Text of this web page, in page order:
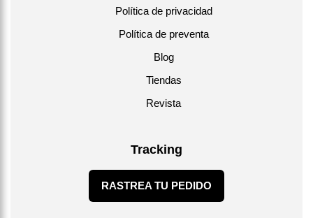
Política de privacidad
Política de preventa
Blog
Tiendas
Revista
Tracking
RASTREA TU PEDIDO